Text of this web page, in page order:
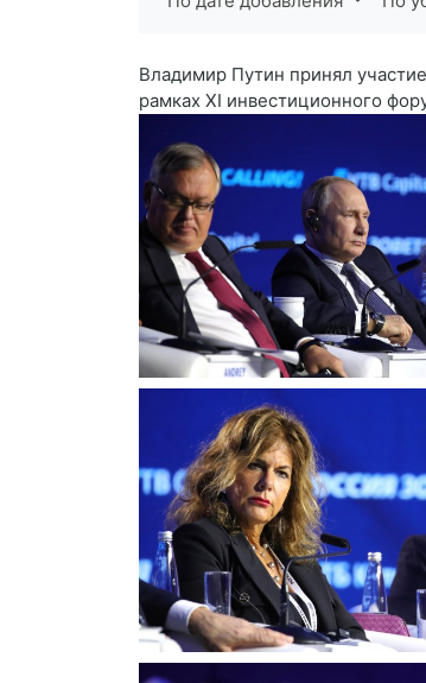
Владимир Путин принял
рамках XI инвестиционного